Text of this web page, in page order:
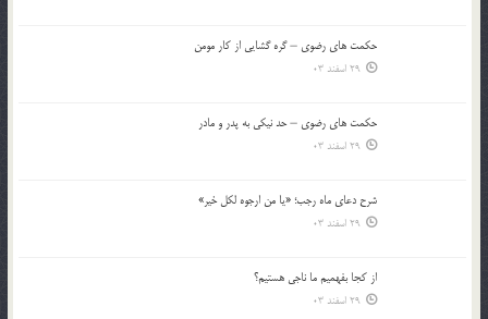
حکمت های رضوی – گره گشایی از کار مومن
29 اسفند 03
حکمت های رضوی – حد نیکی به پدر و مادر
29 اسفند 03
شرح دعای ماه رجب؛ «یا من ارجوه لکل خیر»
29 اسفند 03
از كجا بفهميم ما ناجی هستیم؟
29 اسفند 03